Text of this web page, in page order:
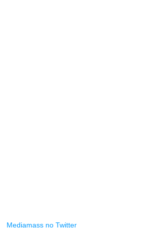
Mediamass no Twitter